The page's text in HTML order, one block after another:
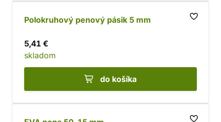
Polokruhový penový pásik 5 mm
5,41 €
skladom
do košíka